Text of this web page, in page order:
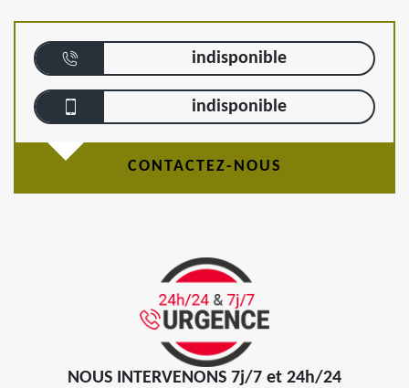
indisponible
indisponible
CONTACTEZ-NOUS
NOUS INTERVENONS 7j/7 et 24h/24